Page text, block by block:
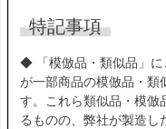
特記事項
◆ 「模倣品・類似品」に
が一部商品の模倣品・類
す。これら類似品・模倣
るものの、弊社が製造し